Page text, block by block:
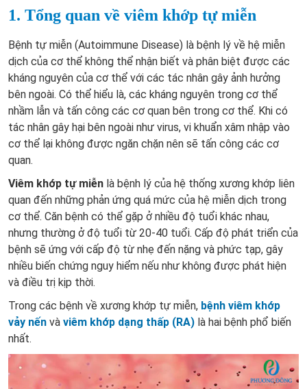
1. Tổng quan về viêm khớp tự miễn
Bệnh tự miễn (Autoimmune Disease) là bệnh lý về hệ miễn
dịch của cơ thể không thể nhận biết và phân biệt được các
kháng nguyên của cơ thể với các tác nhân gây ảnh hưởng
bên ngoài. Có thể hiểu là, các kháng nguyên trong cơ thể
nhầm lẫn và tấn công các cơ quan bên trong cơ thể. Khi có
tác nhân gây hại bên ngoài như virus, vi khuẩn xâm nhập vào
cơ thể lại không được ngăn chặn nên sẽ tấn công các cơ
quan.
Viêm khớp tự miễn là bệnh lý của hệ thống xương khớp liên
quan đến những phản ứng quá mức của hệ miễn dịch trong
cơ thể. Căn bệnh có thể gặp ở nhiều độ tuổi khác nhau,
nhưng thường ở độ tuổi từ 20-40 tuổi. Cấp độ phát triển của
bệnh sẽ ứng với cấp độ từ nhẹ đến nặng và phức tạp, gây
nhiều biến chứng nguy hiểm nếu như không được phát hiện
và điều trị kịp thời.
Trong các bệnh về xương khớp tự miễn, bệnh viêm khớp
vảy nến và viêm khớp dạng thấp (RA) là hai bệnh phổ biến
nhất.